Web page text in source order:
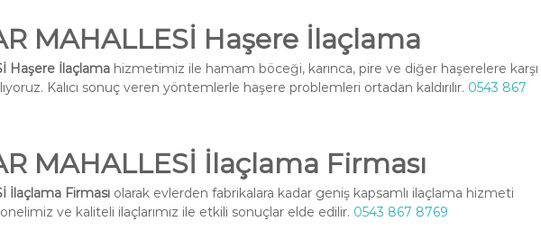
MAHALLESİ Haşere İlaçlama
Haşere İlaçlama hizmetimiz ile hamam böceği, karınca, pire ve diğer haşerelere karşı
Kalıcı sonuç veren yöntemlerle haşere problemleri ortadan kaldırılır. 0543 867
MAHALLESİ İlaçlama Firması
İlaçlama Firması olarak evlerden fabrikalara kadar geniş kapsamlı ilaçlama hizmeti
ve kaliteli ilaçlarımız ile etkili sonuçlar elde edilir. 0543 867 8769